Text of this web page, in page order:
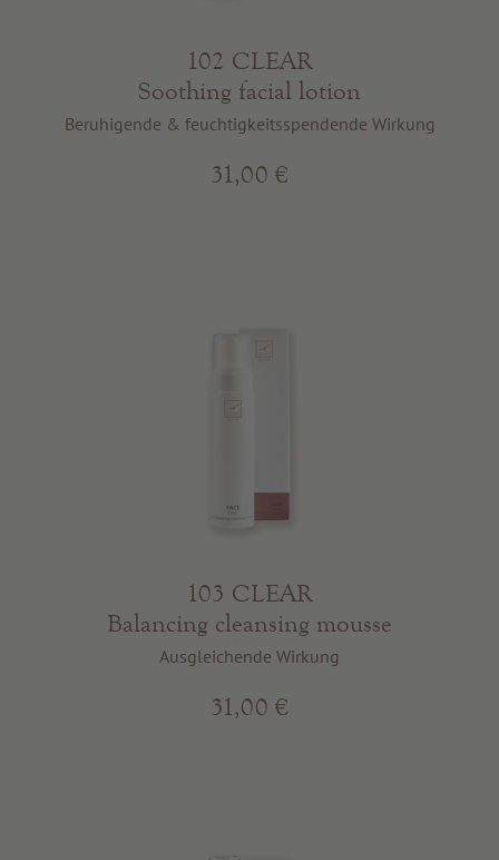
102 CLEAR
Soothing facial lotion
Beruhigende & feuchtigkeitsspendende Wirkung
31,00 €
103 CLEAR
Balancing cleansing mousse
Ausgleichende Wirkung
31,00 €